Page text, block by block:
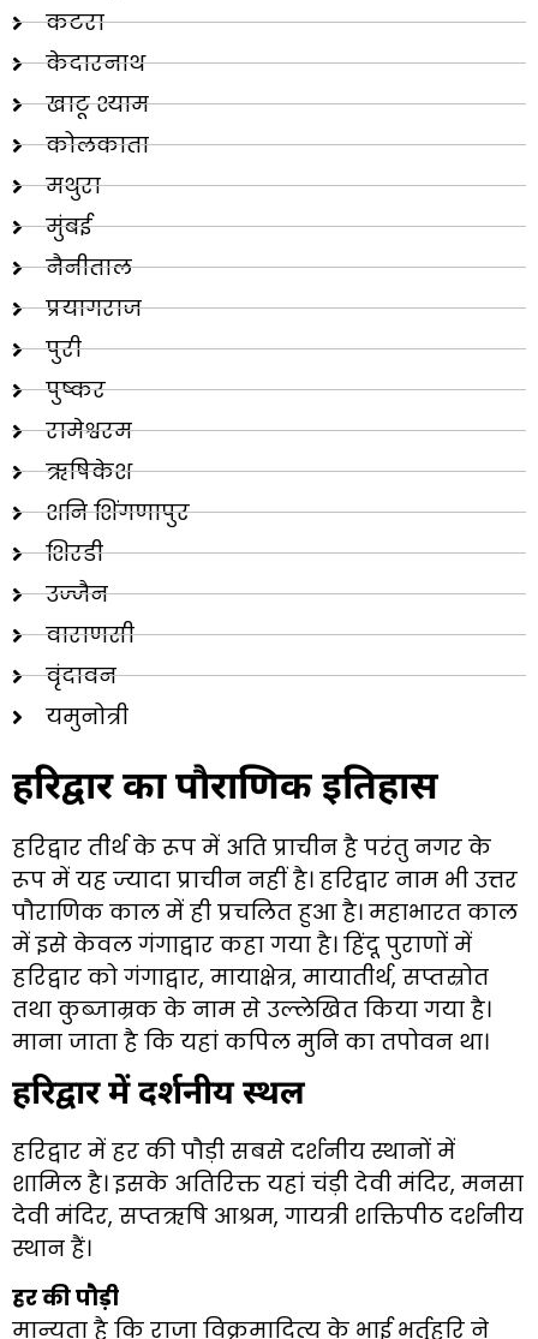
कटरा
केदारनाथ
खाटू श्याम
कोलकाता
मथुरा
मुंबई
नैनीताल
प्रयागराज
पुरी
पुष्कर
रामेश्वरम
ऋषिकेश
शनि शिंगणापुर
शिरडी
उज्जैन
वाराणसी
वृंदावन
यमुनोत्री
हरिद्वार का पौराणिक इतिहास
हरिद्वार तीर्थ के रूप में अति प्राचीन है परंतु नगर के
रूप में यह ज्यादा प्राचीन नहीं है। हरिद्वार नाम भी उत्तर
पौराणिक काल में ही प्रचलित हुआ है। महाभारत काल
में इसे केवल गंगाद्वार कहा गया है। हिंदू पुराणों में
हरिद्वार को गंगाद्वार, मायाक्षेत्र, मायातीर्थ, सप्तस्रोत
तथा कुब्जाम्रक के नाम से उल्लेखित किया गया है।
माना जाता है कि यहां कपिल मुनि का तपोवन था।
हरिद्वार में दर्शनीय स्थल
हरिद्वार में हर की पौड़ी सबसे दर्शनीय स्थानों में
शामिल है। इसके अतिरिक्त यहां चंड़ी देवी मंदिर, मनसा
देवी मंदिर, सप्तऋषि आश्रम, गायत्री शक्तिपीठ दर्शनीय
स्थान हैं।
हर की पौड़ी
मान्यता है कि राजा विक्रमादित्य के भाई भर्तृहरि ने